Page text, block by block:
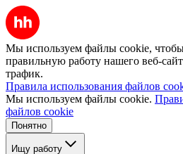
Мы используем файлы cookie, чтобы
правильную работу нашего веб-
трафик.
Правила использования файлов
Мы используем файлы cookie.
файлов cookie
Понятно
Ищу работу